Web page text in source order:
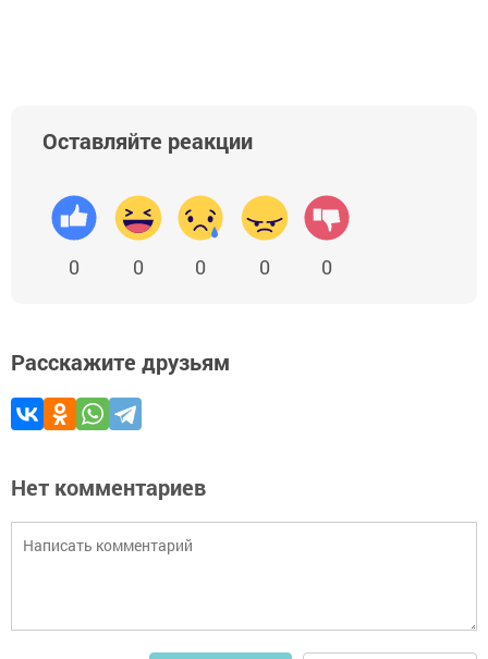
Оставляйте реакции
0 0 0 0 0
Расскажите друзьям
Нет комментариев